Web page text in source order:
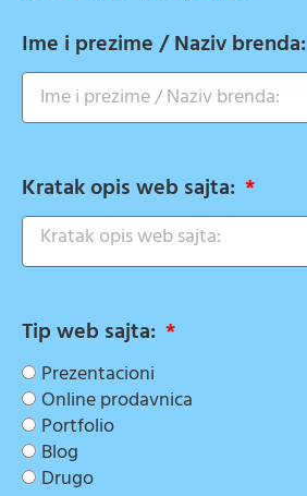
Ime i prezime / Naziv brenda:
Kratak opis web sajta:
Tip web sajta:
Prezentacioni
Online prodavnica
Portfolio
Blog
Drugo